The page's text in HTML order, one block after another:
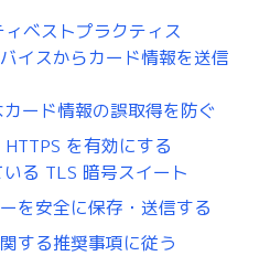
ベストプラクティス
イスからカード情報を送信
ード情報の誤取得を防ぐ
を有効にする
る TLS 暗号スイート
を安全に保存・送信する
する推奨事項に従う